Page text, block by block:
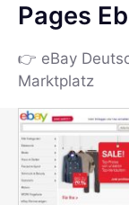
Pages
👉 eBay
Marktplatz